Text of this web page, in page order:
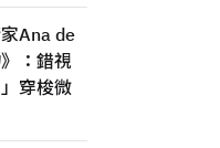
Ana de
：錯視
穿梭微